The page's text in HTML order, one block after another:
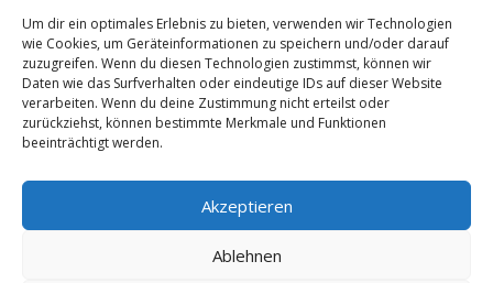
Um dir ein optimales Erlebnis zu bieten, verwenden wir Technologien
wie Cookies, um Geräteinformationen zu speichern und/oder darauf
zuzugreifen. Wenn du diesen Technologien zustimmst, können wir
Daten wie das Surfverhalten oder eindeutige IDs auf dieser Website
verarbeiten. Wenn du deine Zustimmung nicht erteilst oder
zurückziehst, können bestimmte Merkmale und Funktionen
beeinträchtigt werden.
Akzeptieren
Ablehnen
1.6
Die Vorzüge dieser Versicherung in
Bernstadt:
1.6.1Persönliche Versicherungspolicen
inklusive Versicherungszertifikat:
No tags for this post.